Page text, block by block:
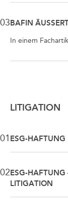
03BAFIN
In einem
LITIGATION
01 ESG-HAFTUNG
02ESG-HAFTUNG
LITIGATION